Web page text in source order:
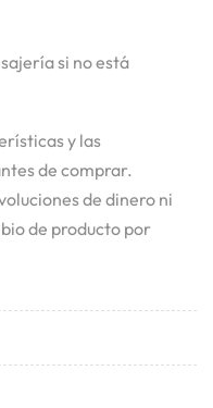
si no está
y las
de comprar.
de dinero ni
de producto por